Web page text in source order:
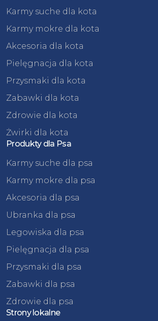
Karmy suche dla kota
Karmy mokre dla kota
Akcesoria dla kota
Pielęgnacja dla kota
Przysmaki dla kota
Zabawki dla kota
Zdrowie dla kota
Żwirki dla kota
Produkty dla Psa
Karmy suche dla psa
Karmy mokre dla psa
Akcesoria dla psa
Ubranka dla psa
Legowiska dla psa
Pielęgnacja dla psa
Przysmaki dla psa
Zabawki dla psa
Zdrowie dla psa
Strony lokalne